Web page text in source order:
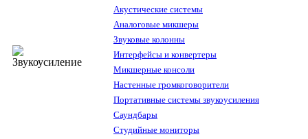
Акустические системы
Аналоговые микшеры
Звуковые колонны
Интерфейсы и конвертеры
Микшерные консоли
Настенные громкоговорители
Портативные системы звукоусиления
Саундбары
Студийные мониторы